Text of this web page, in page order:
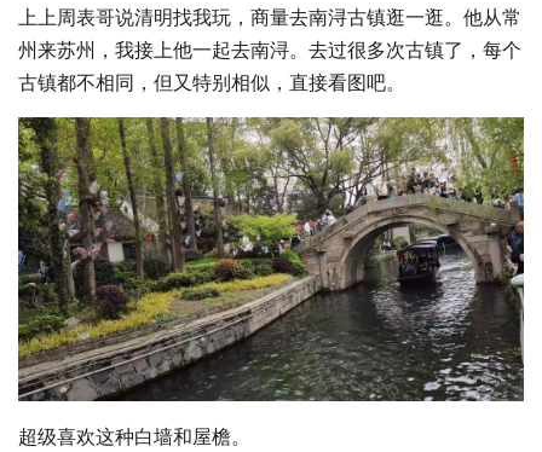
上上周表哥说清明找我玩，商量去南浔古镇逛一逛。他从常
州来苏州，我接上他一起去南浔。去过很多次古镇了，每个
古镇都不相同，但又特别相似，直接看图吧。
超级喜欢这种白墙和屋檐。